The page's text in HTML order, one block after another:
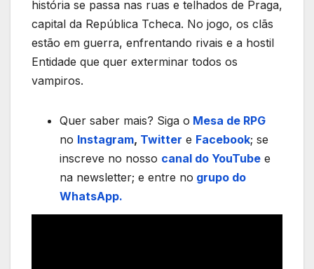
história se passa nas ruas e telhados de Praga,
capital da República Tcheca. No jogo, os clãs
estão em guerra, enfrentando rivais e a hostil
Entidade que quer exterminar todos os
vampiros.
Quer saber mais? Siga o Mesa de RPG
no Instagram, Twitter e Facebook; se
inscreve no nosso canal do YouTube e
na newsletter; e entre no grupo do
WhatsApp.